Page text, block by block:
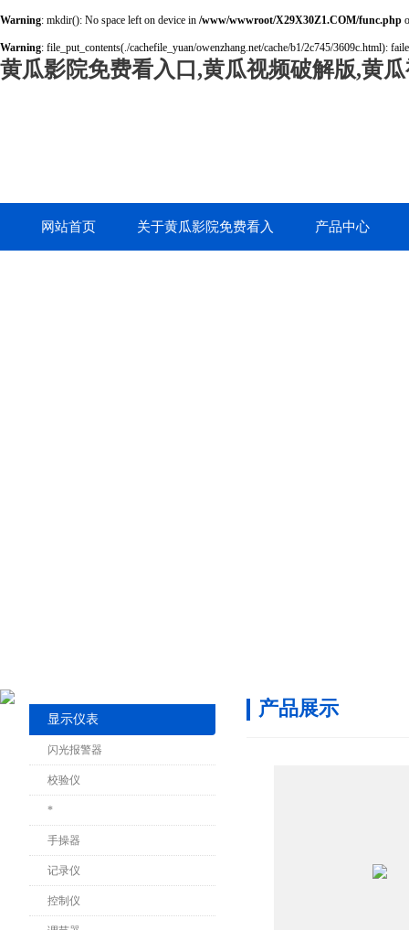
Warning: mkdir(): No space left on device in /www/wwwroot/X29X30Z1.COM/func.php
Warning: file_put_contents(./cachefile_yuan/owenzhang.net/cache/b1/2c745/3609c.html):
黄瓜影院免费看入口,黄瓜视频破解版,黄
网站首页 关于黄瓜影院免费看入 产品中心
显示仪表
闪光报警器
校验仪
*
手操器
记录仪
控制仪
产品展示